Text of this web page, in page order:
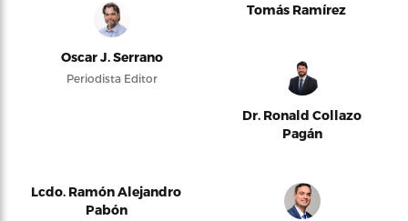
Oscar J. Serrano
Periodista Editor
Tomás Ramírez
Dr. Ronald Collazo
Pagán
Lcdo. Ramón Alejandro
Pabón